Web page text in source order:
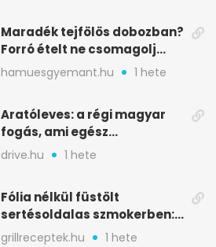
Maradék tejfölös dobozban?
Forró ételt ne csomagolj
ilyen tégelybe
hamuesgyemant.hu 1 hete
Aratóleves: a régi magyar
fogás, ami egész
csapatokat jóllakatott
drive.hu 1 hete
Fólia nélkül füstölt
sertésoldalas szmokerben:
ropogós bark, 6 óra
grillreceptek.hu 1 hete